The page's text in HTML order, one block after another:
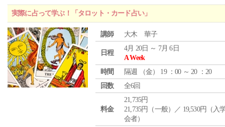
実際に占って学ぶ！「タロット・カード占い」
講師 大木 華子
日程
4月 20日 ～ 7月 6日
A Week
時間
隔週 （金） 19 ：00 ～ 20 ：20
回数
全6回
料金
21,735円
21,735円（一般）／ 19,530円（入
会者）